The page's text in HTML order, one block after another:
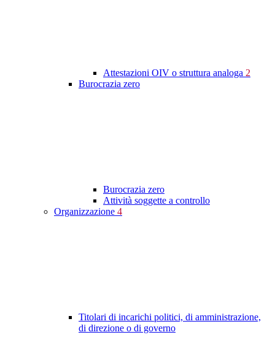
Attestazioni OIV o struttura analoga 2
Burocrazia zero
Burocrazia zero
Attività soggette a controllo
Organizzazione 4
Titolari di incarichi politici, di amministrazione,
di direzione o di governo